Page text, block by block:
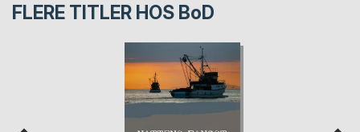
FLERE TITLER HOS BoD